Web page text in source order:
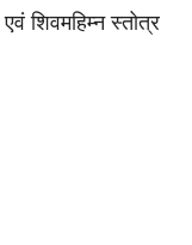
शिवमहिम्न स्तोत्र